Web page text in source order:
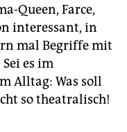
Queen, Farce,
interessant, in
mal Begriffe mit
es im
Alltag: Was soll
so theatralisch!